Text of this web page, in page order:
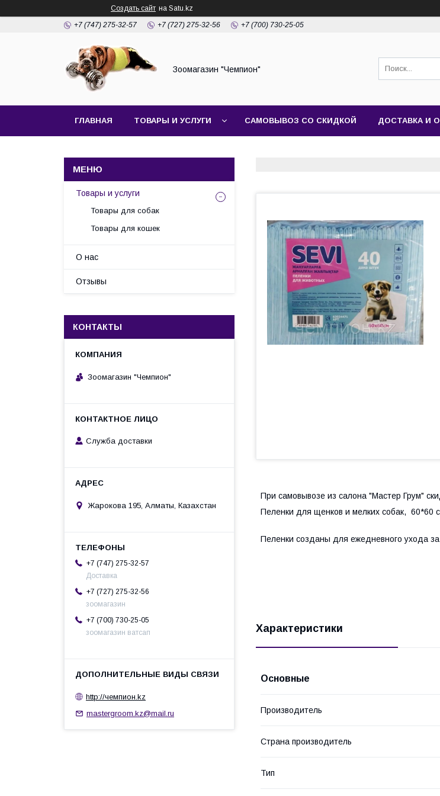
Создать сайт на Satu.kz
+7 (747) 275-32-57 +7 (727) 275-32-56 +7 (700) 730-25-05
Зоомагазин "Чемпион"
ГЛАВНАЯ ТОВАРЫ И УСЛУГИ САМОВЫВОЗ СО СКИДКОЙ ДОСТАВКА И
При самовывозе из салона "Мастер Грум"
Пеленки для щенков и мелких собак, 60*60
Пеленки созданы для ежедневного ухода
Характеристики
Основные
Производитель
Страна производитель
Тип
Товары и услуги
Товары для собак
Товары для кошек
О нас
Отзывы
КОНТАКТЫ
Зоомагазин "Чемпион"
Служба доставки
Жарокова 195, Алматы, Казахстан
+7 (747) 275-32-57
Доставка
+7 (727) 275-32-56
зоомагазин
+7 (700) 730-25-05
зоомагазин ватсап
http://чемпион.kz
mastergroom.kz@mail.ru